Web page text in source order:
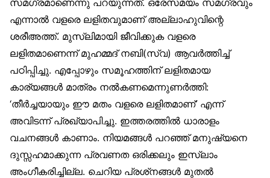
എന്നാൽ വളരെ ലളിതവുമാണ് അല്ലാഹുവിന്റെ
ശരീഅത്ത്. മുസ്‌ലിമായി ജീവിക്കുക വളരെ
ലളിതമാണെന്ന് മുഹമ്മദ് നബി(സ്വ) ആവർത്തിച്ച്
പഠിപ്പിച്ചു. എപ്പോഴും സമൂഹത്തിന് ലളിതമായ
കാര്യങ്ങൾ മാത്രം നൽകണമെന്നുണർത്തി:
‘തീർച്ചയായും ഈ മതം വളരെ ലളിതമാണ്’ എന്ന്
അവിടന്ന് പ്രഖ്യാപിച്ചു. ഇത്തരത്തിൽ ധാരാളം
വചനങ്ങൾ കാണാം. നിയമങ്ങൾ പറഞ്ഞ് മനുഷ്യനെ
ദുസ്സഹമാക്കുന്ന പ്രവണത ഒരിക്കലും ഇസ്‌ലാം
അംഗീകരിച്ചില്ല. ചെറിയ പ്രശ്‌നങ്ങൾ മുതൽ